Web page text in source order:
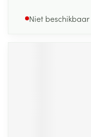
Niet beschikbaar